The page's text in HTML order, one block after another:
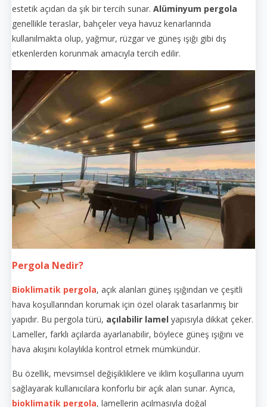
estetik açıdan da şık bir tercih sunar. Alüminyum pergola
genellikle teraslar, bahçeler veya havuz kenarlarında
kullanılmakta olup, yağmur, rüzgar ve güneş ışığı gibi dış
etkenlerden korunmak amacıyla tercih edilir.
Pergola Nedir?
Bioklimatik pergola, açık alanları güneş ışığından ve çeşitli
hava koşullarından korumak için özel olarak tasarlanmış bir
yapıdır. Bu pergola türü, açılabilir lamel yapısıyla dikkat çeker.
Lameller, farklı açılarda ayarlanabilir, böylece güneş ışığını ve
hava akışını kolaylıkla kontrol etmek mümkündür.
Bu özellik, mevsimsel değişikliklere ve iklim koşullarına uyum
sağlayarak kullanıcılara konforlu bir açık alan sunar. Ayrıca,
bioklimatik pergola, lamellerin açılmasıyla doğal